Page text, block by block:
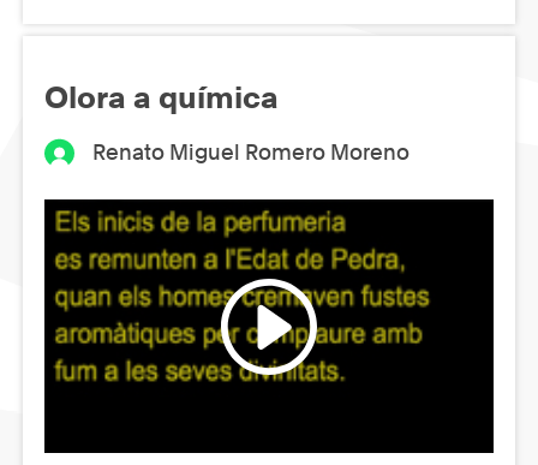
Olora a química
Renato Miguel Romero Moreno